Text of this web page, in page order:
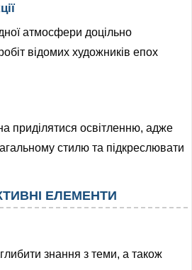
атмосфери доцільно
відомих художників епох
приділятися освітленню, адже
стилю та підкреслювати
ЕЛЕМЕНТИ
знання з теми, а також